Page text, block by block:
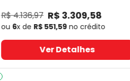
R$4.136,97 R$ 3.309,58
ou 6x de R$ 551,59no crédito
Ver Detalhes